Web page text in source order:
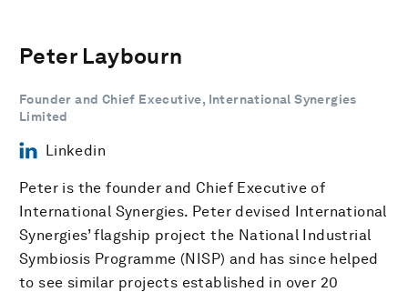
Peter Laybourn
Founder and Chief Executive, International Synergies
Limited
Linkedin
Peter is the founder and Chief Executive of
International Synergies. Peter devised International
Synergies’ flagship project the National Industrial
Symbiosis Programme (NISP) and has since helped
to see similar projects established in over 20